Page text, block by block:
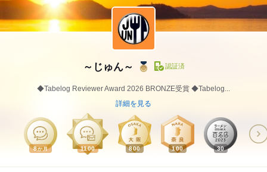
～じゅん～ 認証済
◆Tabelog Reviewer Award 2026 BRONZE受賞 ◆Tabelog...
詳細を見る
8か月 1100 800 100 30